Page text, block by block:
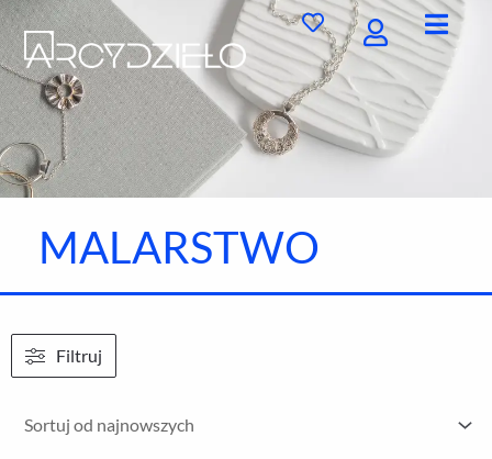
Przejdź
do
treści
MALARSTWO
Filtruj